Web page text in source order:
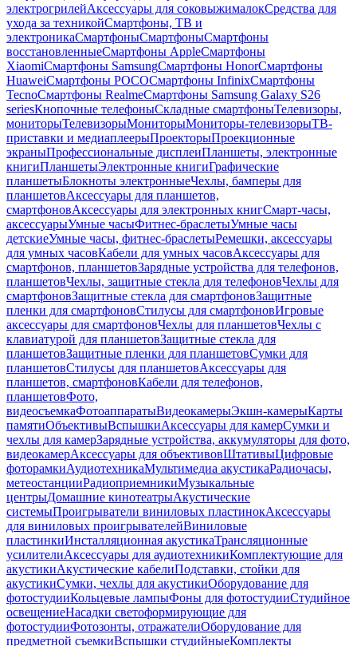
электрогрилейАксессуары для соковыжималокСредства для
ухода за техникойСмартфоны, ТВ и
электроникаСмартфоныСмартфоныСмартфоны
восстановленныеСмартфоны AppleСмартфоны
XiaomiСмартфоны SamsungСмартфоны HonorСмартфоны
HuaweiСмартфоны POCOСмартфоны InfinixСмартфоны
TecnoСмартфоны RealmeСмартфоны Samsung Galaxy S26
seriesКнопочные телефоныСкладные смартфоныТелевизоры,
мониторыТелевизорыМониторыМониторы-телевизорыТВ-
приставки и медиаплеерыПроекторыПроекционные
экраныПрофессиональные дисплеиПланшеты, электронные
книгиПланшетыЭлектронные книгиГрафические
планшетыБлокноты электронныеЧехлы, бамперы для
планшетовАксессуары для планшетов,
смартфоновАксессуары для электронных книгСмарт-часы,
аксессуарыУмные часыФитнес-браслетыУмные часы
детскиеУмные часы, фитнес-браслетыРемешки, аксессуары
для умных часовКабели для умных часовАксессуары для
смартфонов, планшетовЗарядные устройства для телефонов,
планшетовЧехлы, защитные стекла для телефоновЧехлы для
смартфоновЗащитные стекла для смартфоновЗащитные
пленки для смартфоновСтилусы для смартфоновИгровые
аксессуары для смартфоновЧехлы для планшетовЧехлы с
клавиатурой для планшетовЗащитные стекла для
планшетовЗащитные пленки для планшетовСумки для
планшетовСтилусы для планшетовАксессуары для
планшетов, смартфоновКабели для телефонов,
планшетовФото,
видеосъемкаФотоаппаратыВидеокамерыЭкшн-камерыКарты
памятиОбъективыВспышкиАксессуары для камерСумки и
чехлы для камерЗарядные устройства, аккумуляторы для фото,
видеокамерАксессуары для объективовШтативыЦифровые
фоторамкиАудиотехникаМультимедиа акустикаРадиочасы,
метеостанцииРадиоприемникиМузыкальные
центрыДомашние кинотеатрыАкустические
системыПроигрыватели виниловых пластинокАксессуары
для виниловых проигрывателейВиниловые
пластинкиИнсталляционная акустикаТрансляционные
усилителиАксессуары для аудиотехникиКомплектующие для
акустикиАкустические кабелиПодставки, стойки для
акустикиСумки, чехлы для акустикиОборудование для
фотостудииКольцевые лампыФоны для фотостудииСтудийное
освещениеНасадки светоформирующие для
фотостудииФотозонты, отражателиОборудование для
предметной съемкиВспышки студийныеКомплекты